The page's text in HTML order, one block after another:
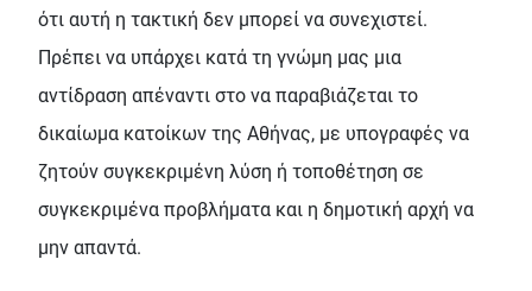
ότι αυτή η τακτική δεν μπορεί να συνεχιστεί.
Πρέπει να υπάρχει κατά τη γνώμη μας μια
αντίδραση απέναντι στο να παραβιάζεται το
δικαίωμα κατοίκων της Αθήνας, με υπογραφές να
ζητούν συγκεκριμένη λύση ή τοποθέτηση σε
συγκεκριμένα προβλήματα και η δημοτική αρχή να
μην απαντά.